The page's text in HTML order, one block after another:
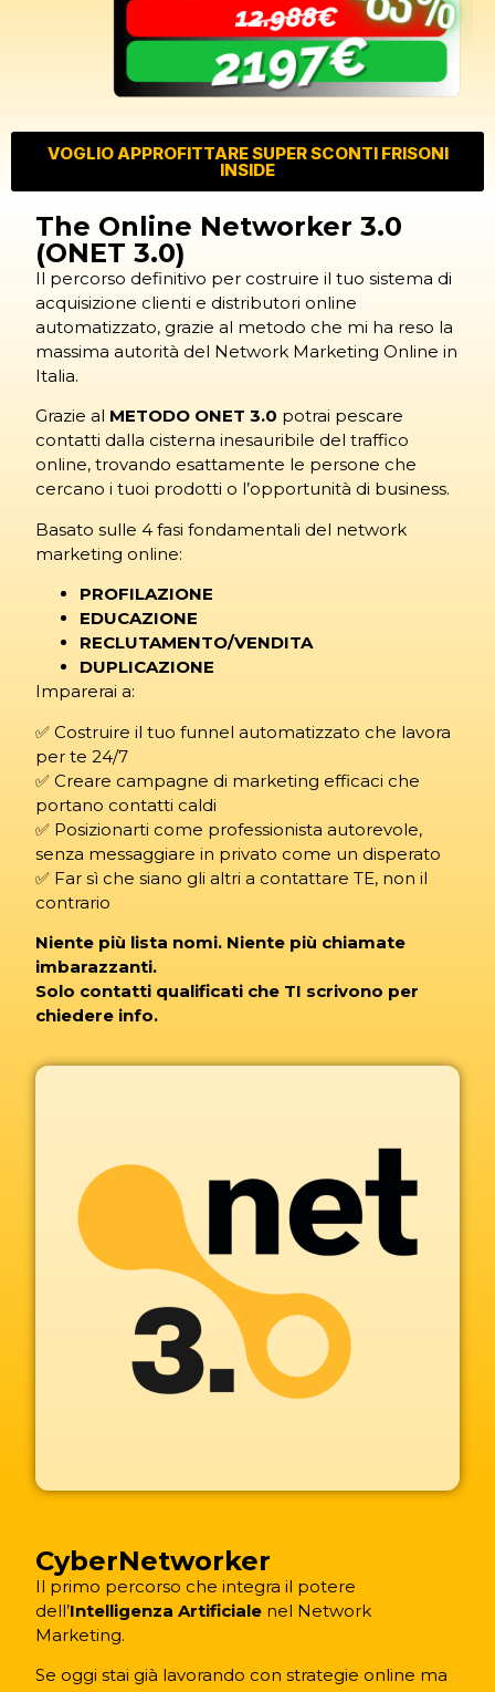
VOGLIO APPROFITTARE SUPER SCONTI FRISONI
INSIDE
The Online Networker 3.0
(ONET 3.0)
Il percorso definitivo per costruire il tuo sistema di
acquisizione clienti e distributori online
automatizzato, grazie al metodo che mi ha reso la
massima autorità del Network Marketing Online in
Italia.
Grazie al METODO ONET 3.0 potrai pescare
contatti dalla cisterna inesauribile del traffico
online, trovando esattamente le persone che
cercano i tuoi prodotti o l’opportunità di business.
Basato sulle 4 fasi fondamentali del network
marketing online:
PROFILAZIONE
EDUCAZIONE
RECLUTAMENTO/VENDITA
DUPLICAZIONE
Imparerai a:
✅ Costruire il tuo funnel automatizzato che lavora
per te 24/7
✅ Creare campagne di marketing efficaci che
portano contatti caldi
✅ Posizionarti come professionista autorevole,
senza messaggiare in privato come un disperato
✅ Far sì che siano gli altri a contattare TE, non il
contrario
Niente più lista nomi. Niente più chiamate
imbarazzanti.
Solo contatti qualificati che TI scrivono per
chiedere info.
CyberNetworker
Il primo percorso che integra il potere
dell’Intelligenza Artificiale nel Network
Marketing.
Se oggi stai già lavorando con strategie online ma